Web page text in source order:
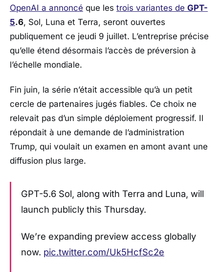
OpenAI a annoncé que les trois variantes de GPT-
5.6, Sol, Luna et Terra, seront ouvertes
publiquement ce jeudi 9 juillet. L’entreprise précise
qu’elle étend désormais l’accès de préversion à
l’échelle mondiale.
Fin juin, la série n’était accessible qu’à un petit
cercle de partenaires jugés fiables. Ce choix ne
relevait pas d’un simple déploiement progressif. Il
répondait à une demande de l’administration
Trump, qui voulait un examen en amont avant une
diffusion plus large.
GPT-5.6 Sol, along with Terra and Luna, will
launch publicly this Thursday.
We’re expanding preview access globally
now. pic.twitter.com/Uk5HcfSc2e